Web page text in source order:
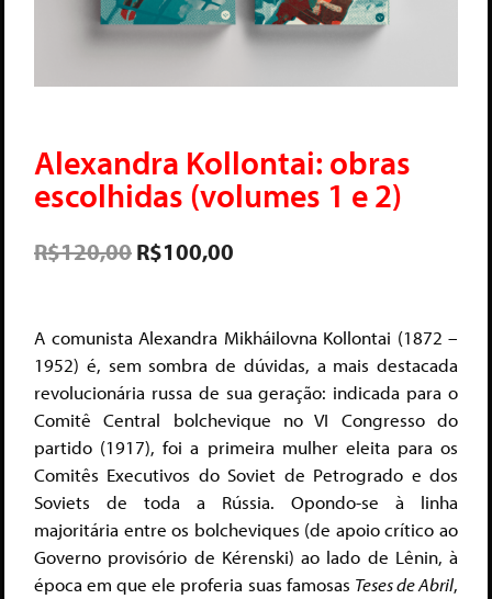
Alexandra Kollontai: obras
escolhidas (volumes 1 e 2)
R$120,00R$100,00
A comunista Alexandra Mikháilovna Kollontai (1872 –
1952) é, sem sombra de dúvidas, a mais destacada
revolucionária russa de sua geração: indicada para o
Comitê Central bolchevique no VI Congresso do
partido (1917), foi a primeira mulher eleita para os
Comitês Executivos do Soviet de Petrogrado e dos
Soviets de toda a Rússia. Opondo-se à linha
majoritária entre os bolcheviques (de apoio crítico ao
Governo provisório de Kérenski) ao lado de Lênin, à
época em que ele proferia suas famosas Teses de Abril,